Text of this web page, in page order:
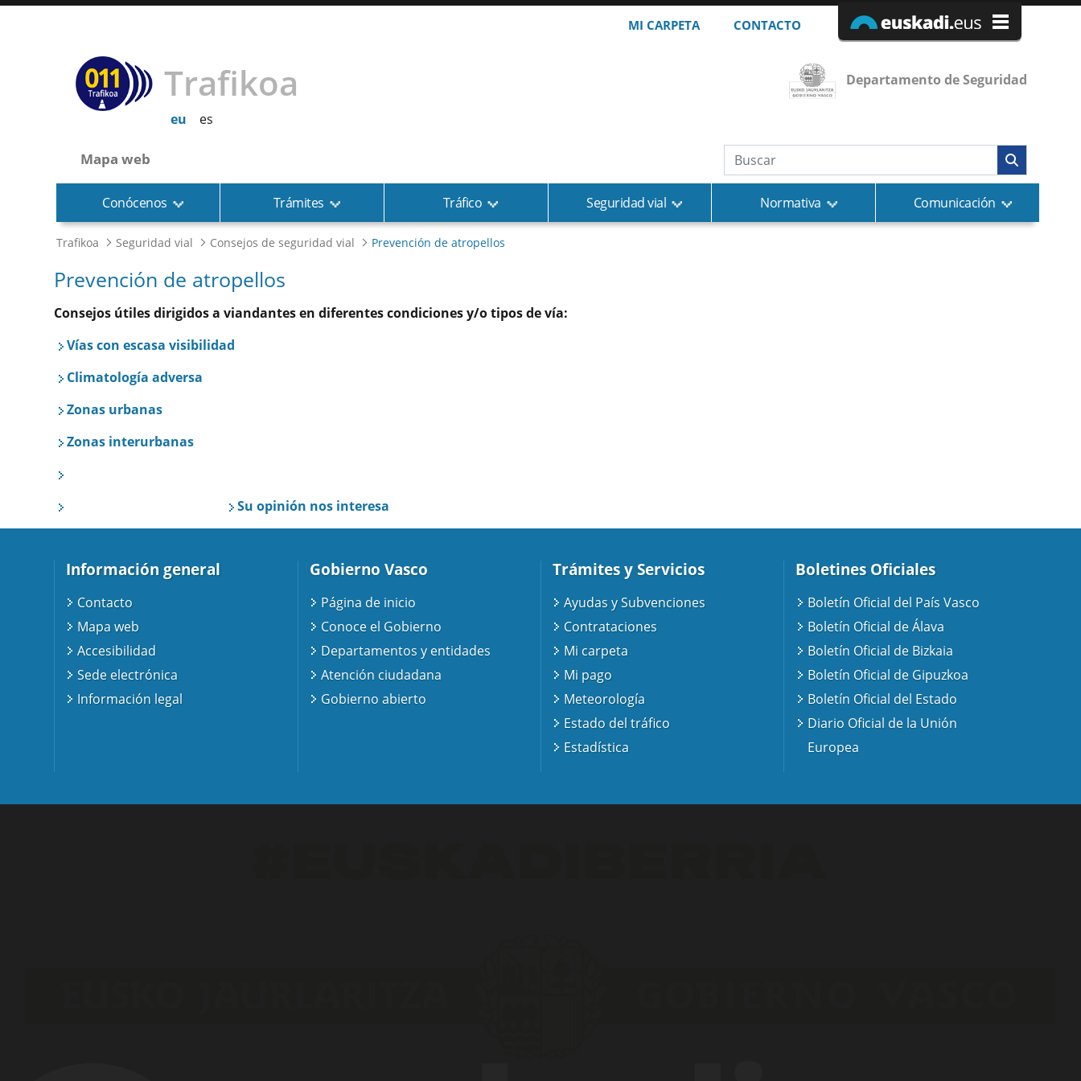
MI CARPETA CONTACTO
Trafikoa
eu es
Departamento de Seguridad
Mapa web Búsqueda web
Conócenos Trámites Tráfico Seguridad vial Normativa Comunicación
Trafikoa Seguridad vial Consejos de seguridad vial Prevención de atropellos
Prevención de atropellos
Consejos útiles dirigidos a viandantes en diferentes condiciones y/o tipos de vía:
Vías con escasa visibilidad
Climatología adversa
Zonas urbanas
Zonas interurbanas
Su opinión nos interesa
Información general
Contacto
Mapa web
Accesibilidad
Sede electrónica
Información legal
Gobierno Vasco
Página de inicio
Conoce el Gobierno
Departamentos y entidades
Atención ciudadana
Gobierno abierto
Trámites y Servicios
Ayudas y Subvenciones
Contrataciones
Mi carpeta
Mi pago
Meteorología
Estado del tráfico
Estadística
Boletines Oficiales
Boletín Oficial del País Vasco
Boletín Oficial de Álava
Boletín Oficial de Bizkaia
Boletín Oficial de Gipuzkoa
Boletín Oficial del Estado
Diario Oficial de la Unión
Europea